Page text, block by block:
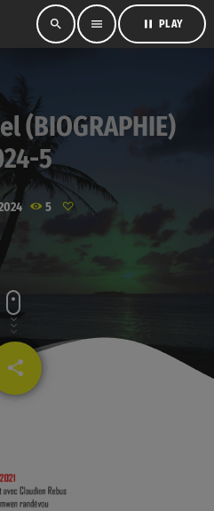
search menu pause PLAY
(BIOGRAPHIE)
5
5
share
email